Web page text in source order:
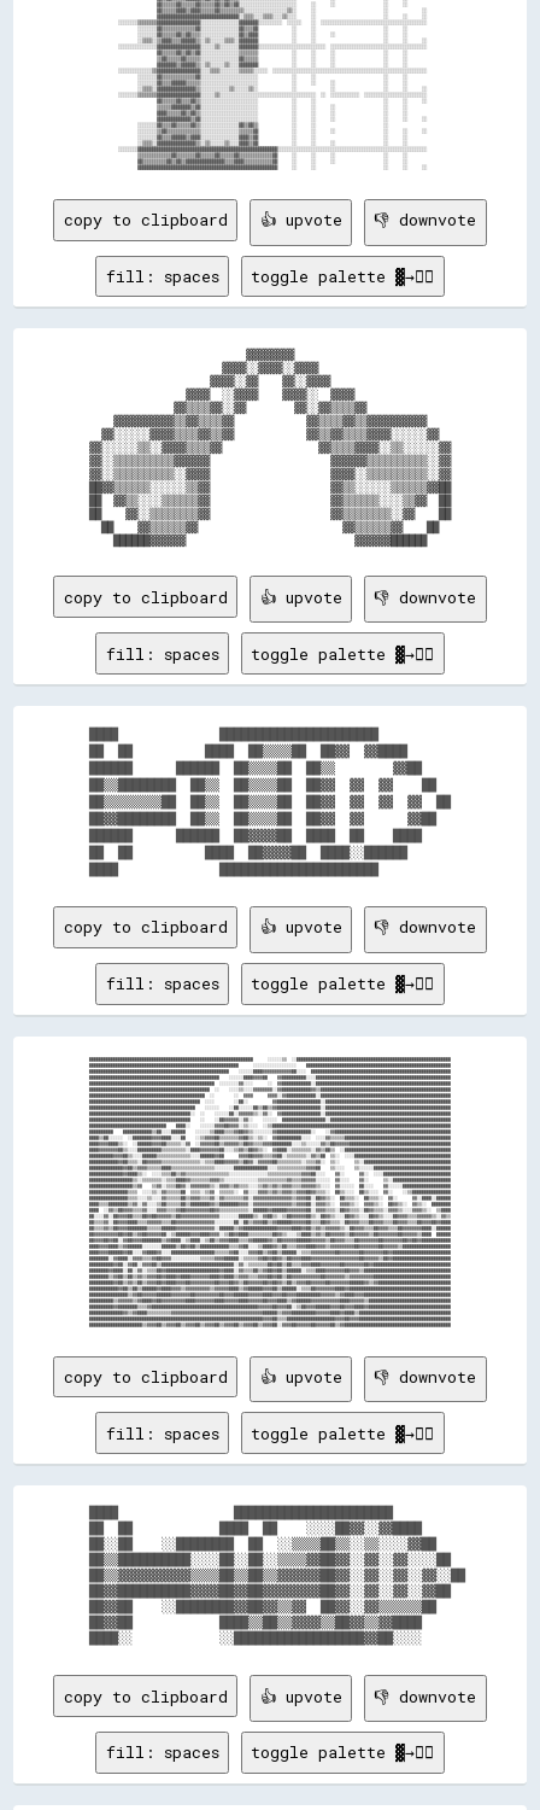
                  ▓▓▒▒▒▒▒▒▓▓▒▒▒▒▒▒▓▓▒▒▒▒▒▒▓▓▒▒▓▓▒▒▓▓░░░░░░░░░░░░░░░░░░░░░░░░      ░░      ░░                    ░░      ░░
                  ▓▓▒▒▒▒▒▒▓▓▓▓▒▒▓▓▓▓▒▒▒▒▒▒▓▓▒▒▒▒▒▒▒▒▒▒░░░░░░░░░░░░░░░░░░▒▒░░      ░░                            ░░              ░░
                  ▓▓▓▓▓▓▓▓▓▓▓▓▓▓▓▓▓▓▓▓▓▓▓▓▓▓▓▓▓▓▓▓▓▓░░▒▒▒▒░░░░▒▒▒▒░░░░▒▒░░░░      ░░                            ░░      ░░      ░░
  ░░░░░░░░▒▒▒▒▒▒▒▒▓▓▓▓▓▓▓▓▓▓▓▓▓▓▓▓▓▓░░░░░░░░░░░░░░░░▓▓▓▓▓▓▓▓░░░░░░░░░░  ░░░░░░    ░░  ░░░░░░░░░░░░░░░░░░░░░░░░░░░░░░░░░░░░░░░░░░░░
          ░░░░░░░░▓▓▒▒▒▒▒▒▒▒▒▒▒▒▒▒▓▓░░░░░░░░░░░░░░░░▓▓▒▒▒▒▓▓              ░░      ░░                            ░░      ░░
          ░░░░░░░░▓▓▒▒▒▒▒▒▓▓▒▒▓▓▒▒▒▒░░░░░░░░░░░░░░░░▓▓▒▒▓▓▓▓              ░░      ░░      ░░                    ░░      ░░
          ░░▒▒▒▒░░▒▒▓▓▓▓▒▒▒▒▓▓▓▓▓▓▒▒░░▒▒░░░░░░▒▒▒▒░░▓▓▓▓▓▓▓▓              ░░      ░░                            ░░      ░░      ░░
  ░░░░░░░░░░░░░░░░▓▓▓▓▓▓▓▓▓▓▓▓▓▓▓▓▓▓░░░░░░▒▒░░░░░░░░▓▓▓▓▓▓▓▓░░░░░░░░░░░░░░░░░░░░░░░░░░░░  ░░░░░░░░░░░░░░░░░░░░░░░░░░░░░░░░░░░░░░░░
                  ▓▓▒▒▒▒▒▒▓▓▒▒▓▓▒▒▓▓░░░░░░░░░░░░░░░░▒▒▒▒▒▒▒▒              ░░      ░░      ░░                    ░░      ░░
                  ▒▒▓▓▒▒▒▒▒▒▓▓▒▒▒▒▒▒░░░░░░░░░░░░░░░░▓▓▒▒▒▒▒▒              ░░      ░░      ░░                    ░░      ░░
                  ▓▓▓▓▓▓▓▓▒▒▓▓▓▓▓▓▒▒░░▒▒░░░░░░▒▒░░░░▓▓▓▓▓▓▓▓              ░░      ░░      ░░                    ░░      ░░
  ░░░░░░░░░░░░░░▒▒▓▓▓▓▓▓▓▓▓▓▓▓▓▓▓▓▓▓░░░░▒▒▒▒░░░░░░░░▒▒▒▒▒▒░░░░░░  ░░░░░░░░░░░░░░░░░░░░░░░░░░░░░░░░░░░░░░░░░░░░░░░░░░░░░░░░░░░░░░░░
          ░░░░░░░░▓▓▒▒▒▒▒▒▒▒▒▒▒▒▒▒▓▓░░░░░░░░░░░░░░░░░░░░░░░░              ░░      ░░                            ░░      ░░
          ░░░░░░░░▓▓▒▒▒▒▓▓▓▓▓▓▒▒▒▒▒▒░░░░░░░░░░░░░░░░░░░░░░░░              ░░      ░░      ░░                    ░░      ░░
          ░░▒▒▒▒░░▓▓▓▓▓▓▓▓▓▓▓▓▓▓▓▓▒▒░░░░░░░░░░░░▒▒░░░░░░▒▒░░              ░░              ░░                    ░░      ░░      ░░
  ░░░░░░░░▒▒▒▒▒▒▒▒▓▓▓▓▓▓▓▓▓▓▓▓▓▓▓▓▓▓░░░░░░▒▒░░░░░░░░░░░░░░░░░░░░░░░░░░░░░░░░░░░░░░░░  ░░  ░░░░░░░░░░░░  ░░░░░░░░░░░░░░░░░░░░░░░░░░
                  ▓▓▒▒▒▒▒▒▓▓▒▒▒▒▓▓▒▒░░░░░░░░░░░░░░░░░░░░░░░░              ░░      ░░                            ░░      ░░      ░░
                  ▒▒▒▒▒▒▓▓▓▓▓▓▓▓▒▒▓▓░░░░░░░░░░░░░░░░░░░░░░░░              ░░      ░░      ░░                    ░░      ░░
                  ▓▓▓▓▒▒▒▒▒▒▓▓▒▒▓▓▒▒░░░░░░░░░░░░░░░░░░░░░░░░              ░░      ░░      ░░                    ░░      ░░
                  ▓▓▓▓▓▓▓▓▓▓▓▓▓▓▒▒▓▓░░░░░░░░░░░░░░░░░░░░░░░░              ░░      ░░      ░░                    ░░      ░░      ░░
          ░░░░░░░░▓▓▒▒▒▒▓▓▒▒▒▒▒▒▓▓▒▒░░░░░░░░░░░░░░░░▓▓▒▒▓▓▒▒              ░░      ░░                            ░░
          ░░░░░░░░▒▒▓▓▒▒▒▒▒▒▒▒▒▒▒▒▒▒░░░░░░░░░░░░░░░░▒▒▒▒▒▒▓▓              ░░      ░░      ░░                    ░░      ░░      ░░
          ░░░░░░░░▓▓▒▒▒▒▓▓▓▓▓▓▒▒▓▓▓▓░░░░░░░░░░░░░░░░▓▓▓▓▒▒▓▓              ░░      ░░                            ░░      ░░
          ░░▒▒▒▒░░▓▓▓▓▓▓▓▓▓▓▓▓▓▓▓▓▒▒░░▒▒░░░░░░▒▒░░░░▓▓▓▓▒▒▓▓              ░░      ░░      ░░                    ░░      ░░
  ░░░░░░░░▓▓▓▓▓▓▓▓▓▓▓▓▓▓▓▓▓▓▓▓▓▓▓▓▓▓▓▓▓▓▓▓▓▓▓▓▓▓▓▓▓▓▓▓▓▓▓▓▓▓▓▓▓▓▓▓▓▓░░░░░░░░░░░░░░░░░░░░░░░░░░░░░░░░░░░░░░░░░░░░░░░░░░░░░░░░░░░░░░
          ▒▒▒▒▒▒▒▒▒▒▒▒▒▒▓▓▒▒▒▒▒▒▒▒▓▓▒▒▒▒▒▒▓▓▒▒▒▒▒▒▓▓▒▒▒▒▒▒▒▒▒▒▒▒▒▒▓▓      ░░      ░░      ░░                    ░░      ░░
          ▓▓▒▒▒▒▒▒▒▒▒▒▓▓▒▒▓▓▒▒▓▓▓▓▓▓▓▓▓▓▓▓▓▓▓▓▒▒▒▒▓▓▓▓▒▒▒▒▒▒▒▒▒▒▒▒▓▓      ░░      ░░      ░░                    ░░      ░░
copy to clipboard 👍 upvote 👎 downvote
fill: spaces toggle palette ▓→✊🏽
                          ▓▓▓▓▓▓▓▓
                      ▓▓▓▓░░▓▓▓▓░░▓▓▓▓
                    ▓▓▓▓░░▓▓    ▓▓░░▓▓▓▓
                ▓▓▓▓  ░░▓▓▓▓    ▓▓▓▓░░  ▓▓▓▓
              ▓▓▒▒▒▒▓▓░░▓▓        ▓▓░░▓▓▒▒▒▒▓▓
    ▓▓▓▓▓▓▓▓▓▓▒▒▓▓▒▒▒▒▓▓            ▓▓▒▒▒▒▓▓▒▒▓▓▓▓▓▓▓▓▓▓
  ▓▓░░░░░░▓▓▓▓▒▒▒▒▓▓▒▒▓▓            ▓▓▒▒▓▓▒▒▒▒▓▓▓▓░░░░░░▓▓
▓▓░░░░░░▒▒░░▓▓▓▓▒▒▒▒▓▓                ▓▓▒▒▒▒▓▓▓▓░░▒▒░░░░░░▓▓
▓▓░░▒▒▒▒▒▒▒▒▒▒▓▓▓▓▓▓                    ▓▓▓▓▓▓▒▒▒▒▒▒▒▒▒▒░░▓▓
▓▓░░▒▒▒▒▒▒▒▒▒▒░░▓▓▓▓                    ▓▓▓▓░░▒▒▒▒▒▒▒▒▒▒░░▓▓
██▓▓▒▒▒▒▒▒░░░░░░▒▒▓▓                    ▓▓▒▒░░░░░░▒▒▒▒▒▒▓▓██
██  ▓▓▒▒░░░░▒▒▒▒▒▒▓▓                    ▓▓▒▒▒▒▒▒░░░░▒▒▓▓  ██
██    ▓▓░░▒▒▒▒▒▒▒▒▓▓                    ▓▓▒▒▒▒▒▒▒▒░░▓▓    ██
  ██    ▓▓▒▒▒▒▒▒▓▓                        ▓▓▒▒▒▒▒▒▓▓    ██
copy to clipboard 👍 upvote 👎 downvote
fill: spaces toggle palette ▓→✊🏽
██  ██          ████  ██▒▒▒▒██  ██▓▓  ▓▓████
██████      ██████  ██▒▒▒▒██  ██▒▒        ▓▓██
██▒▒████████  ██▒▒  ██▒▒▒▒██  ██▓▓  ▓▓  ▓▓    ██
██▒▒▒▒▒▒▒▒██  ██▒▒  ██▒▒▒▒██  ██▓▓  ▓▓  ▓▓  ▓▓  ██
██▓▓████████  ██▒▒  ██▒▒▒▒██  ██▓▓  ▓▓      ▓▓██
██████      ██████  ██▓▓▓▓██  ████  ██    ████
██  ██          ████  ██▓▓▓▓██  ████░░██████
copy to clipboard 👍 upvote 👎 downvote
fill: spaces toggle palette ▓→✊🏽
████████████████████████████████████████████████████████████████████      ░░░░░░▒▒  ░░████████████████████████████████████████████████████████████████
██████████████████████████████████████████████████████████████      ░░░░░░░░░░░░░░░░░░    ████████████████████████████████████████████████████████████
██████████████████████████████████████████████████████████    ░░░░░░████▓▓▓▓▓▓▓▓▓▓▓▓██░░░░  ██████████████████████████████████████████████████████████
██████████████████████████████████████████████████████    ░░░░░░████▓▓▓▓██    ▓▓██████████░░░░████████████████████████████████████████████████████████
████████████████████████████████████████████████████  ░░░░░░░░▓▓░░░░      ░░  ▓▓████████████░░████████████████████████████████████████████████████████
██████████████████████████████████████████████████  ░░    ░░░░▒▒░░░░▓▓▓▓▓▓▓▓░░▓▓████████████▓▓▒▒██████████████████████████████████████████████████████
████████████████████████████████████████████████  ░░        ░░  ▓▓▓▓      ▓▓▓▓░░▓▓████████████░░██████████████████████████████████████████████████████
██████████████████████████████████████████████  ░░░░        ░░██░░          ▓▓██████████████████░░████████████████████████████████████████████████████
████████████████████████████████████████████    ░░░░░░    ░░██░░░░░░██▒▒██▒▒▓▓██████████████████░░████████████████████████████████████████████████████
██████████████████████████████████████████░░  ░░    ░░░░░░██░░▓▓▓▓▓▓▒▒░░▓▓░░  ▓▓████████████████░░████████████████████████████████████████████████████
██████████████████████████████████████████    ░░    ░░██▓▓▓▓▓▓░░▓▓░░    ░░░░░░  ██████████████████░░██████████████████████████████████████████████████
████████████████████████████████    ████░░    ░░░░░░▓▓▓▓██▓▓▓▓░░▒▒░░░░  ░░▒▒██████████████████████████████████████████████████████████████████████████
██████████    ████████████▒▒██░░░░██████    ░░░░░░▒▒████▒▒▒▒▓▓██▓▓▒▒░░░░░░░░▓▓██████████████░░    ░░▓▓████████████████████████████████████████████████
████▒▒██░░░░░░  ░░████████▓▓▓▓████░░░░██    ░░▒▒▓▓▓▓██▒▒▒▒▒▒▒▒▓▓██▒▒░░▒▒░░  ▓▓██████████░░░░  ░░░░▓▓▒▒▒▒▒▒████████████████████████████████████████████
████▓▓▓▓████▒▒░░  ░░██████▓▓▓▓██▒▒▒▒▒▒░░▓▓  ░░▓▓▓▓▓▓██▒▒▓▓▓▓▓▓▒▒██▓▓▒▒▒▒▓▓▓▓████████░░░░▒▒░░░░░░▓▓▒▒██▓▓▓▓▓▓██████████████████████████████████████████
████▓▓▓▓▓▓▓▓██▒▒░░░░██████████▒▒▒▒▒▒▒▒▒▒░░████▓▓▓▓▓▓▓▓██░░░░▒▒▓▓▒▒██▓▓▒▒░░  ▓▓████░░▒▒▒▒▒▒▒▒░░▓▓▒▒██▒▒  ░░████████████████████████████████████████████
██████████▓▓▓▓██▒▒░░░░██████▒▒▒▒▒▒▒▒▒▒▒▒▒▒░░░░██████▓▓██      ▓▓▓▓██▓▓▓▓▒▒▒▒▓▓██░░▒▒▒▒▒▒▒▒░░▓▓▒▒██  ▒▒░░  ░░░░████████████████████████████████████████
████████████▓▓██▒▒▒▒░░██▓▓▓▓▓▓▒▒▒▒▒▒▒▒▒▒▒▒▒▒▒▒░░▒▒▒▒████▓▓▓▓▓▓▒▒██▓▓░░▓▓▓▓▓▓██▒▒▒▒▒▒▒▒▒▒░░▒▒▒▒▓▓░░  ▒▒░░      ▒▒░░████████████████████████████████████
██████████████▓▓██▒▒▓▓▓▓▒▒▒▒▒▒████▒▒▒▒▒▒▒▒▒▒▒▒▒▒▒▒▒▒░░░░░░░░██████████████░░░░▒▒▒▒▒▒▒▒▒▒▒▒▓▓▓▓██    ▒▒░░░░    ▒▒░░░░░░████████████████████████████████
██████████████▓▓████▒▒░░  ░░░░▒▒▒▒██▒▒▓▓▒▒▒▒▒▒▒▒▒▒▒▒▒▒▒▒▒▒░░░░░░░░░░░░░░░░▒▒▒▒▒▒▒▒▒▒▒▒▒▒▓▓▓▓██░░░░    ▓▓░░      ▓▓░░  ░░░░████████████████████████████
██████████████████▒▒░░▒▒▒▒▒▒▒▒░░▒▒▒▒████▓▓▒▒▒▒▒▒▒▒▓▓▓▓▒▒░░░░░░░░░░░░░░▒▒▒▒▒▒▒▒▒▒▒▒▓▓▒▒▒▒▓▓▓▓▓▓░░░░░░  ▓▓░░░░    ▓▓░░      ▒▒░░████████████████████████
██████████████████▒▒▓▓    ▒▒▓▓░░▒▒▒▒██▓▓░░▓▓▓▓▓▓▓▓▒▒░░▓▓▓▓▒▒▓▓▒▒▒▒░░░░▒▒▓▓▒▒▓▓▒▒▓▓▓▓▒▒▒▒▓▓▓▓▓▓▒▒░░░░  ▓▓░░░░░░  ██░░░░    ▓▓░░░░░░████████████████████
████████████████▒▒▒▒  ░░░░▒▒░░▓▓▒▒▒▒▒▒██  ▒▒▒▒░░▒▒▓▓  ▒▒▒▒▒▒░░  ▓▓░░░░▓▓▓▓▒▒▓▓▒▒▓▓▓▓▒▒▓▓▓▓██▓▓▒▒▒▒░░  ██▒▒░░░░  ██▒▒░░░░  ▓▓░░    ░░▒▒████████████████
████████████████▒▒▒▒░░░░▒▒░░░░▓▓▒▒▒▒▒▒██▒▒▓▓▓▓▒▒▒▒▓▓░░▓▓▒▒▒▒▒▒▒▒▓▓░░▓▓▓▓▓▓▓▓▓▓▓▓▓▓▓▓▒▒▓▓▓▓██░░██▓▓▒▒░░  ██▒▒▒▒░░  ██▒▒▒▒░░  ▓▓░░      ▓▓░░████░░██████
████▒▒▒▒████████▒▒▓▓░░▓▓░░░░▒▒██▒▒▒▒▒▒██▒▒████████▓▓▒▒████████▓▓▓▓░░▓▓▓▓▓▓▓▓▓▓▓▓▓▓▓▓▒▒▓▓▓▓██░░▓▓▓▓▒▒░░  ▓▓▓▓▒▒░░  ▓▓▓▓▒▒░░  ██▓▓▒▒░░  ▓▓▒▒░░  ████████
████  ░░▓▓▒▒██▓▓▓▓▒▒▒▒▓▓░░░░▓▓▓▓▒▒▒▒▓▓██▓▓▓▓▓▓▓▓▓▓██▓▓▒▒▒▒▒▒▒▒▒▒▒▒░░██████▓▓██████▓▓▓▓▓▓▓▓██░░▓▓▓▓▒▒▒▒░░██▓▓▒▒▒▒░░██▓▓▒▒▒▒░░▓▓▓▓▒▒░░░░▓▓▓▓▒▒░░  ▒▒████
██░░░░▓▓░░██▓▓▓▓██▒▒▒▒██▓▓██▓▓▓▓▓▓▒▒██▓▓▓▓▓▓▓▓▓▓▓▓▓▓▓▓░░░░░░░░██████▒▒░░▓▓██▒▒░░▒▒██▓▓▓▓▓▓██▒▒░░██▓▓▒▒░░░░██▓▓▒▒░░░░██▓▓▒▒░░░░██▓▓▓▓▒▒▒▒▓▓▓▓▓▓▒▒░░▓▓▒▒
██▒▒▒▒▓▓░░██▓▓▓▓████▒▒▒▒▓▓▓▓▓▓▒▒▒▒██▓▓▓▓▓▓▓▓▓▓▓▓▓▓▓▓░░░░░░░░██░░██▒▒▓▓▓▓██▒▒▓▓██████▓▓▓▓▓▓██▒▒▒▒██▓▓▒▒▒▒░░██▓▓▓▓▒▒▒▒██▓▓▓▓▒▒▒▒██▓▓▓▓▒▒▒▒██▓▓▓▓██▓▓████
██▒▒▒▒▓▓▒▒██▓▓▓▓████████▒▒▒▒▒▒██████▓▓▓▓▓▓▓▓▓▓▓▓▓▓▓▓░░██████▒▒▓▓██████████████▓▓▓▓▓▓████▓▓██▒▒▓▓▒▒▓▓▓▓▓▓▒▒░░██▓▓▓▓▒▒▒▒██▓▓▓▓▒▒▒▒██▓▓▓▓▓▓▓▓████░░██████
██▓▓▓▓▓▓▓▓▓▓██▓▓██▒▒▓▓██▓▓▓▓▓▓██░░▒▒██████▓▓▓▓████▓▓▓▓░░▒▒██▓▓████▒▒▒▒▒▒▒▒▒▒██▓▓▒▒░░░░▒▒████▒▒▓▓▒▒██▓▓▓▓▓▓▒▒██▓▓▓▓▓▓▒▒██▓▓▓▓▓▓▓▓██▓▓▓▓▓▓▒▒████  ██████
██▓▓▓▓██▓▓██░░▓▓██▓▓▓▓████████▒▒▓▓████░░▒▒████░░▒▒██▒▒▓▓▓▓████▒▒▒▒▓▓██████▓▓▒▒██▓▓▓▓▓▓██████▓▓▓▓▓▓▒▒██▓▓▓▓▒▒▒▒██▓▓▓▓▓▓▓▓██▓▓▓▓▓▓▓▓██▓▓██▓▓████████████
████▓▓▓▓████▒▒▓▓██████░░░░░░░░██████▒▒██▓▓██▒▒████████████▒▒▒▒▓▓██░░░░▒▒████▓▓▒▒██▒▒▒▒▓▓▓▓████▓▓▓▓▒▒▓▓▓▓▓▓▓▓▓▓██▓▓▓▓▓▓▓▓██▓▓▓▓▓▓▒▒████████████████████
████▓▓▓▓██████▓▓██░░░░▓▓████▓▓░░░░██████████████████▒▒▒▒▒▒▓▓██░░░░▓▓▓▓██▒▒▓▓██▒▒██████░░▒▒▒▒▓▓▓▓▓▓▓▓▓▓██▓▓▓▓▓▓▓▓██▓▓▓▓▓▓▓▓██▓▓████████████████████████
████████░░▓▓████░░▓▓▓▓▒▒▒▒▓▓██▓▓▓▓░░░░░░░░░░░░▒▒▒▒▒▒▓▓▓▓██████░░▒▒▒▒▒▒▓▓██▓▓██▓▓▒▒██▓▓▓▓████▓▓▓▓▓▓▓▓▓▓▓▓▓▓▓▓▓▓▓▓██▓▓▓▓▓▓▒▒██▓▓████████████████████████
██████████▓▓██░░▓▓██░░▓▓▓▓██▒▒██████████████████████████████░░▓▓░░▒▒▒▒▒▒▒▒██▓▓██▒▒██▒▒▒▒▓▓▓▓████▓▓▓▓▓▓▓▓██▓▓▓▓▓▓▓▓██▓▓████████████████████████████████
████████▓▓████░░██░░▓▓░░▒▒▒▒██▓▓██████████████████████▓▓████░░▓▓▒▒▒▒██▒▒▓▓██▓▓██▒▒██████░░▒▒▒▒████▓▓▓▓▓▓▓▓██▓▓▓▓▒▒████████████████████████████████████
████████▒▒▓▓██▒▒██▒▒▓▓▒▒▓▓▓▓██▓▓████▓▓████▓▓▓▓▓▓▓▓████▓▓████▒▒▓▓▓▓▒▒▒▒▓▓▓▓██▓▓██▒▒██▓▓▓▓▓▓▓▓▓▓▓▓██▓▓▓▓▓▓▓▓▒▒▓▓▓▓▓▓▓▓▓▓████████████████████████████████
██████████▓▓██▒▒▓▓▒▒██▒▒▓▓▓▓██▓▓████▓▓▓▓██▓▓▓▓▓▓▓▓▓▓██▓▓▓▓██▓▓▒▒██▓▓▓▓▓▓██▓▓██▓▓▒▒██▒▒▓▓▓▓██▓▓▓▓▓▓██▓▓▓▓▓▓▓▓██████▓▓▒▒▓▓██████████████████████████████
████████████▓▓██▒▒██▒▒██████▓▓████▓▓▓▓▒▒▓▓▓▓▓▓▓▓▓▓▒▒▓▓▓▓▓▓████▒▒▓▓██████▓▓▓▓██▒▒██████░░▒▒▒▒██▓▓▓▓▓▓▓▓████▓▓██████████████████████████████████████████
████████████████▒▒▓▓██▓▓▓▓▓▓██████▓▓▓▓▓▓▓▓██▓▓▓▓▓▓▓▓▓▓██▓▓▓▓██████▓▓▓▓▓▓████▓▓▓▓██▓▓▓▓██████████▓▓▓▓▓▓▒▒▓▓████▓▓▓▓████████████████████████████████████
██████████▒▒▓▓▓▓▓▓▒▒▓▓████▓▓██▓▓▓▓▓▓▓▓▓▓████▓▓▓▓▓▓▓▓████▓▓▓▓▓▓████▓▓▓▓▓▓██▓▓▓▓████▒▒▓▓██████▓▓▓▓▓▓▓▓▓▓▓▓████▓▓▓▓▓▓▒▒██████████████████████████████████
██████████▓▓████████▒▒▒▒▓▓████████████████████████████████████████████▓▓▓▓▓▓██▓▓▓▓██░░▒▒██▓▓▓▓██████▓▓▓▓██▓▓▓▓████▓▓██████████████████████████████████
██████████████▓▓▒▒▓▓████▒▒▒▒▒▒▒▒▒▒▓▓▓▓▓▓▓▓▓▓▓▓▓▓▓▓▓▓▓▓▓▓▓▓▓▓▓▓▓▓▓▓▓▓▓▓▓▓██████▒▒▓▓▓▓██████████▓▓▓▓▓▓████▓▓████▒▒██████████████████████████████████████
████████████████████████████████████████████████████████████████████████▓▓▓▓██▒▒▒▒████████████████████▓▓▓▓██▓▓▓▓██████████████████████████████████████
copy to clipboard 👍 upvote 👎 downvote
fill: spaces toggle palette ▓→✊🏽
  ██  ██            ████  ██    ░░░░██▓▓░░▓▓████
  ██░░██    ░░████████  ██  ░░▒▒▒▒██▒▒░░▒▒░░░░▓▓██
  ██▒▒██████████░░░░██░░██░░▒▒▒▒▓▓██▓▓░░▓▓░░▓▓░░░░██
  ██▒▒▓▓▓▓▓▓▓▓▓▓▒▒▒▒██▒▒██▒▒▓▓▓▓▓▓██▓▓░░▓▓░░▓▓░░▓▓░░██
  ██▓▓██████████▓▓▓▓██▓▓██▓▓▓▓▓▓▓▓██▓▓░░▓▓░░▓▓░░▓▓██
  ██▓▓██    ░░████████▓▓██▓▓▒▒▓▓  ██▓▓░░▓▓▒▒▒▒▒▒██
  ██▓▓██            ████▒▒██▒▒▓▓▓▓▒▒██▓▓▒▒▓▓████
copy to clipboard 👍 upvote 👎 downvote
fill: spaces toggle palette ▓→✊🏽